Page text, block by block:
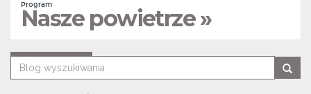
Program
Nasze powietrze »